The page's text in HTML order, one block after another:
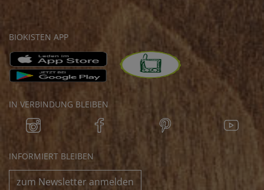
BIOKISTEN APP
IN VERBINDUNG BLEIBEN
INFORMIERT BLEIBEN
zum Newsletter anmelden